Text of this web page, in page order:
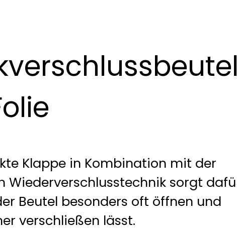
Klappe in Kombination mit der
Wiederverschlusstechnik sorgt
Beutel besonders oft öffnen und
verschließen lässt.